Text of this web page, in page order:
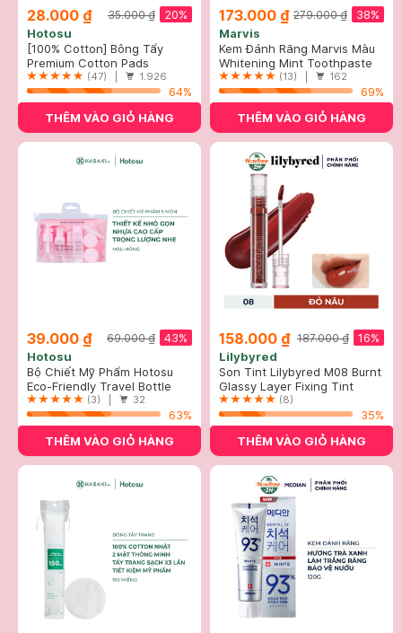
28.000 ₫ 20%
35.000 ₫
Hotosu
[100% Cotton] Bông Tẩy
Trang Hotosu Cao Cấp 150
Miếng
Premium Cotton Pads
(47) | 1.926
64%
THÊM VÀO GIỎ HÀNG
173.000 ₫ 38%
279.000 ₫
Marvis
Kem Đánh Răng Marvis Màu
Bạc Làm Trắng Răng 85ml
Whitening Mint Toothpaste
(13) | 162
69%
THÊM VÀO GIỎ HÀNG
39.000 ₫ 43%
69.000 ₫
Hotosu
Bộ Chiết Mỹ Phẩm Hotosu
Hồng (9 Món)
Eco-Friendly Travel Bottle
Sets
(3) | 32
63%
THÊM VÀO GIỎ HÀNG
158.000 ₫ 16%
187.000 ₫
Lilybyred
Son Tint Lilybyred M08 Burnt
Brick - Đỏ Nâu 3.8g
Glassy Layer Fixing Tint
(8)
35%
THÊM VÀO GIỎ HÀNG